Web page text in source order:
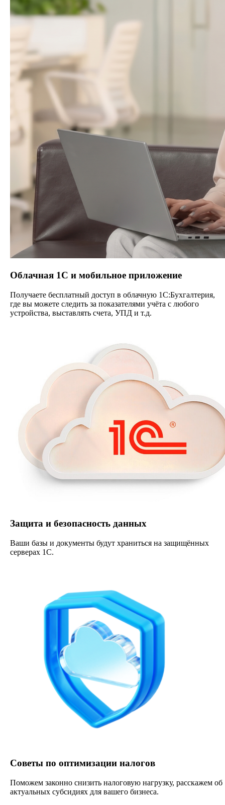
Облачная 1С и мобильное приложение
Получаете бесплатный доступ в облачную 1С:Бухгалтерия,
где вы можете следить за показателями учёта с любого
устройства, выставлять счета, УПД и т.д.
Защита и безопасность данных
Ваши базы и документы будут храниться на защищённых
серверах 1С.
Советы по оптимизации налогов
Поможем законно снизить налоговую нагрузку, расскажем об
актуальных субсидиях для вашего бизнеса.